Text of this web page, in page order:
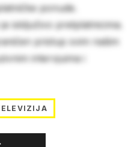
ponude.
isključivo pretplatnicima.
pristup svim našim
intervjuima i